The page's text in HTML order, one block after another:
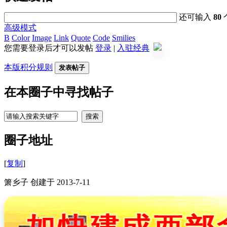
还可输入80
高级模式
B Color Image Link Quote Code Smilies
您需要登录后才可以发帖 登录 | 入驻经典
本版积分规则 发表帖子
在本圈子中寻找帖子
搜索
圈子地址
[复制 ]
箫乡子 创建于 2013-7-11